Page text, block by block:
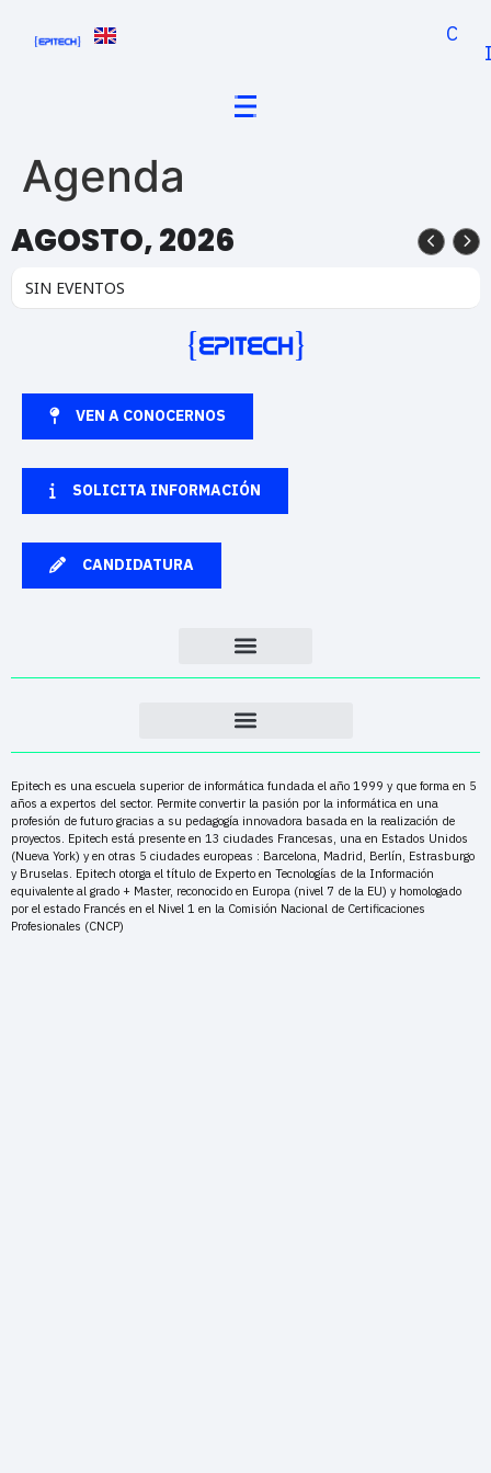
Agenda
AGOSTO, 2026
SIN EVENTOS
VEN A CONOCERNOS
SOLICITA INFORMACIÓN
CANDIDATURA
Epitech es una escuela superior de informática fundada el año 1999 y que forma en 5
años a expertos del sector. Permite convertir la pasión por la informática en una
profesión de futuro gracias a su pedagogía innovadora basada en la realización de
proyectos. Epitech está presente en 13 ciudades Francesas, una en Estados Unidos
(Nueva York) y en otras 5 ciudades europeas : Barcelona, Madrid, Berlín, Estrasburgo
y Bruselas. Epitech otorga el título de Experto en Tecnologías de la Información
equivalente al grado + Master, reconocido en Europa (nivel 7 de la EU) y homologado
por el estado Francés en el Nivel 1 en la Comisión Nacional de Certificaciones
Profesionales (CNCP)